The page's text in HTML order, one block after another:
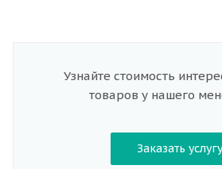
Узнайте стоимость
товаров у нашего
Заказать услугу